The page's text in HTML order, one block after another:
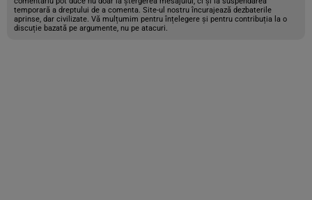
temporară a dreptului de a comenta. Site-ul nostru încurajează dezbaterile
aprinse, dar civilizate. Vă mulțumim pentru înțelegere și pentru contribuția la o
discuție bazată pe argumente, nu pe atacuri.